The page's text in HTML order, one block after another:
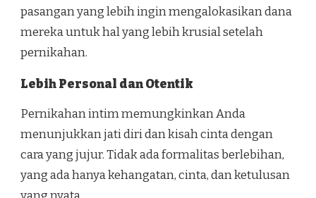
pasangan yang lebih ingin mengalokasikan dana
mereka untuk hal yang lebih krusial setelah
pernikahan.
Lebih Personal dan Otentik
Pernikahan intim memungkinkan Anda
menunjukkan jati diri dan kisah cinta dengan
cara yang jujur. Tidak ada formalitas berlebihan,
yang ada hanya kehangatan, cinta, dan ketulusan